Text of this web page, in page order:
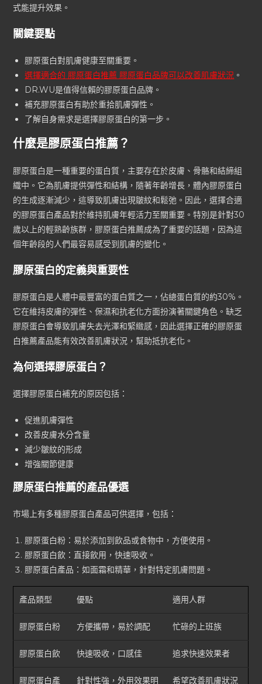
式能提升效果。
關鍵要點
膠原蛋白對肌膚健康至關重要。
選擇適合的 膠原蛋白推薦 膠原蛋白品牌可以改善肌膚狀況 。
DR.WU是值得信賴的膠原蛋白品牌。
補充膠原蛋白有助於重拾肌膚彈性。
了解自身需求是選擇膠原蛋白的第一步。
什麼是膠原蛋白推薦？
膠原蛋白是一種重要的蛋白質，主要存在於皮膚、骨骼和結締組
織中。它為肌膚提供彈性和結構，隨著年齡增長，體內膠原蛋白
的生成逐漸減少，這導致肌膚出現皺紋和鬆弛。因此，選擇合適
的膠原蛋白產品對於維持肌膚年輕活力至關重要。特別是針對30
歲以上的輕熟齡族群，膠原蛋白推薦成為了重要的話題，因為這
個年齡段的人們最容易感受到肌膚的變化。
膠原蛋白的定義與重要性
膠原蛋白是人體中最豐富的蛋白質之一，佔總蛋白質的約30%。
它在維持皮膚的彈性、保濕和抗老化方面扮演著關鍵角色。缺乏
膠原蛋白會導致肌膚失去光澤和緊緻感，因此選擇正確的膠原蛋
白推薦產品能有效改善肌膚狀況，幫助抵抗老化。
為何選擇膠原蛋白？
選擇膠原蛋白補充的原因包括：
促進肌膚彈性
改善皮膚水分含量
減少皺紋的形成
增強關節健康
膠原蛋白推薦的產品優選
市場上有多種膠原蛋白產品可供選擇，包括：
膠原蛋白粉：易於添加到飲品或食物中，方便使用。
膠原蛋白飲：直接飲用，快速吸收。
膠原蛋白產品：如面霜和精華，針對特定肌膚問題。
產品類型 優點 適用人群
膠原蛋白粉 方便攜帶，易於調配 忙碌的上班族
膠原蛋白飲 快速吸收，口感佳 追求快速效果者
膠原蛋白產 針對性強，外用效果明 希望改善肌膚狀況